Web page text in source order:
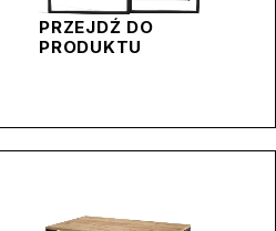
PRZEJDŹ DO
PRODUKTU